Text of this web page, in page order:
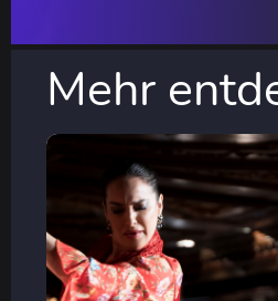
Mehr